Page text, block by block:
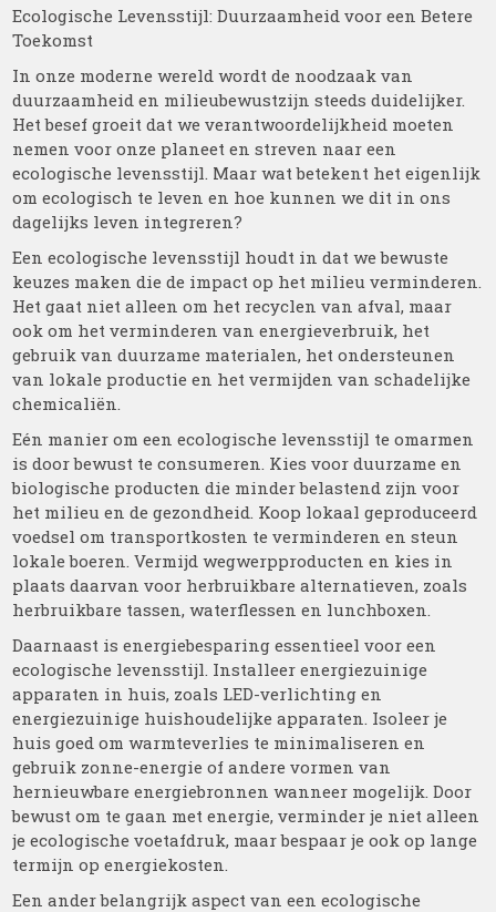
Ecologische Levensstijl: Duurzaamheid voor een Betere
Toekomst
In onze moderne wereld wordt de noodzaak van
duurzaamheid en milieubewustzijn steeds duidelijker.
Het besef groeit dat we verantwoordelijkheid moeten
nemen voor onze planeet en streven naar een
ecologische levensstijl. Maar wat betekent het eigenlijk
om ecologisch te leven en hoe kunnen we dit in ons
dagelijks leven integreren?
Een ecologische levensstijl houdt in dat we bewuste
keuzes maken die de impact op het milieu verminderen.
Het gaat niet alleen om het recyclen van afval, maar
ook om het verminderen van energieverbruik, het
gebruik van duurzame materialen, het ondersteunen
van lokale productie en het vermijden van schadelijke
chemicaliën.
Eén manier om een ecologische levensstijl te omarmen
is door bewust te consumeren. Kies voor duurzame en
biologische producten die minder belastend zijn voor
het milieu en de gezondheid. Koop lokaal geproduceerd
voedsel om transportkosten te verminderen en steun
lokale boeren. Vermijd wegwerpproducten en kies in
plaats daarvan voor herbruikbare alternatieven, zoals
herbruikbare tassen, waterflessen en lunchboxen.
Daarnaast is energiebesparing essentieel voor een
ecologische levensstijl. Installeer energiezuinige
apparaten in huis, zoals LED-verlichting en
energiezuinige huishoudelijke apparaten. Isoleer je
huis goed om warmteverlies te minimaliseren en
gebruik zonne-energie of andere vormen van
hernieuwbare energiebronnen wanneer mogelijk. Door
bewust om te gaan met energie, verminder je niet alleen
je ecologische voetafdruk, maar bespaar je ook op lange
termijn op energiekosten.
Een ander belangrijk aspect van een ecologische